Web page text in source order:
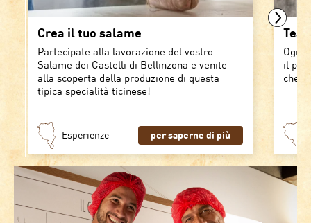
Crea il tuo salame
Partecipate alla lavorazione del vostro
Salame dei Castelli di Bellinzona e venite
alla scoperta della produzione di questa
tipica specialità ticinese!
Esperienze per saperne di più
Ogni
il
che,